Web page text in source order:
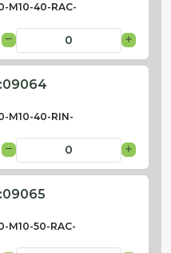
M10-40-RAC-
09064
M10-40-RIN-
09065
M10-50-RAC-